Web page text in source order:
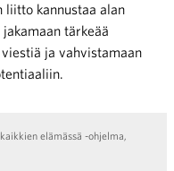
liitto kannustaa alan
tärkeää
ja vahvistamaan
elämässä -ohjelma,